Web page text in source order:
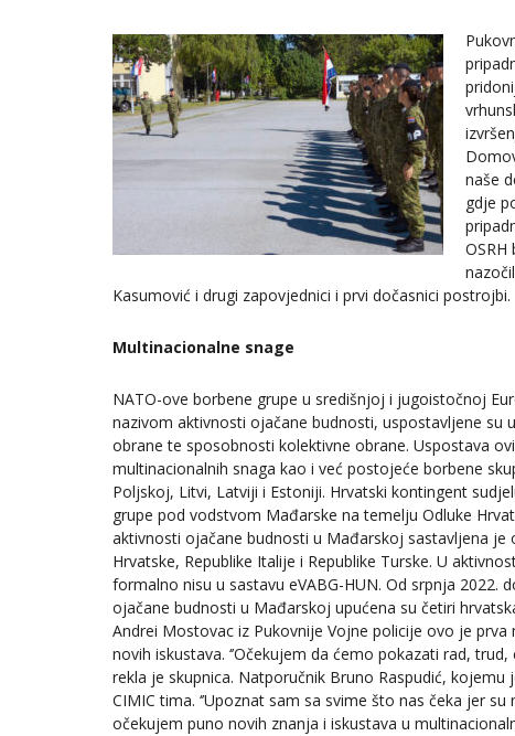
naše
gdje
Kasumović i drugi zapovjednici i prvi dočasnici postrojbi.
Multinacionalne snage
NATO-ove borbene grupe u središnjoj i jugoistočnoj
nazivom aktivnosti ojačane budnosti, uspostavljene su
obrane te sposobnosti kolektivne obrane. Uspostava
multinacionalnih snaga kao i već postojeće borbene
Poljskoj, Litvi, Latviji i Estoniji. Hrvatski kontingent
grupe pod vodstvom Mađarske na temelju Odluke
aktivnosti ojačane budnosti u Mađarskoj sastavljena je
Hrvatske, Republike Italije i Republike Turske. U
formalno nisu u sastavu eVABG-HUN. Od srpnja 2022.
ojačane budnosti u Mađarskoj upućena su četiri
Andrei Mostovac iz Pukovnije Vojne policije ovo je
novih iskustava. ‘’Očekujem da ćemo pokazati rad,
rekla je skupnica. Natporučnik Bruno Raspudić,
CIMIC tima. ‘’Upoznat sam sa svime što nas čeka jer
očekujem puno novih znanja i iskustava u